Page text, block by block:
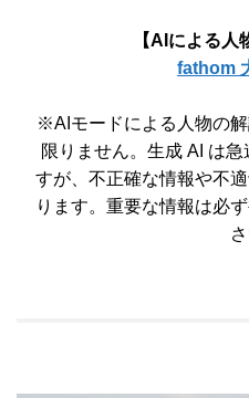
【AIによる人
fathom
※AIモードによる人物の
限りません。生成 AI は
すが、不正確な情報や不
ります。重要な情報は必